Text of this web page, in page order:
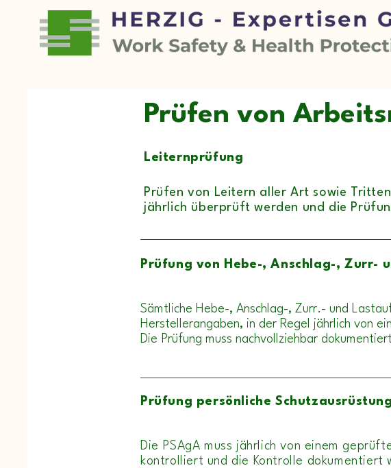
Prüfen von
Leiternprüfung
Prüfen von Leitern aller Artsowie
jährlich überprüftwerden und die
Prüfung von Hebe-, Anschlag-, Zurr-
Sämtliche Hebe-, Anschlag-, Zurr.- und
Herstellerangaben, in der Regel jährlich von
Die Prüfung muss nachvollziehbar
Prüfung persönliche
Die PSAgA muss jährlich von einem
kontrolliert und die Kontrolle dokumentiert